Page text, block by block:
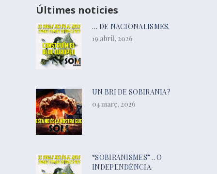
Últimes noticies
… DE NACIONALISMES.
19 abril, 2026
UN BRI DE SOBIRANIA?
04 març, 2026
“SOBIRANISMES” .. O
INDEPENDÈNCIA.